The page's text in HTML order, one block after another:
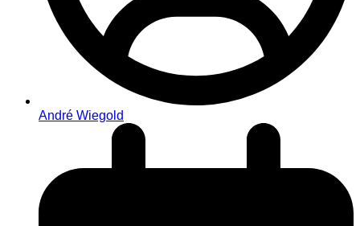
André Wiegold